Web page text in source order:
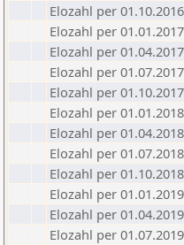
Elozahl per 01.10.2016
Elozahl per 01.01.2017
Elozahl per 01.04.2017
Elozahl per 01.07.2017
Elozahl per 01.10.2017
Elozahl per 01.01.2018
Elozahl per 01.04.2018
Elozahl per 01.07.2018
Elozahl per 01.10.2018
Elozahl per 01.01.2019
Elozahl per 01.04.2019
Elozahl per 01.07.2019